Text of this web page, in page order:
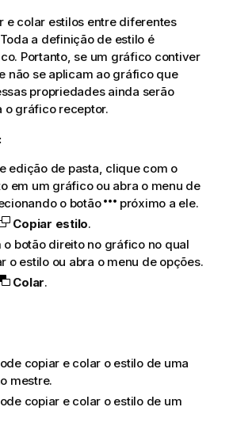
e colar estilos entre diferentes
a definição de estilo é
Portanto, se um gráfico contiver
não se aplicam ao gráfico que
propriedades ainda serão
o gráfico receptor.
edição de pasta, clique com o
em um gráfico ou abra o menu de
o botão
próximo a ele.
Copiar estilo.
o botão direito no gráfico no qual
o estilo ou abra o menu de opções.
Colar.
copiar e colar o estilo de uma
mestre.
copiar e colar o estilo de um